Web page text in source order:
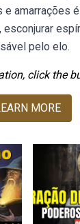
amarrações
esconjurar
pelo elo.
click the
MORE